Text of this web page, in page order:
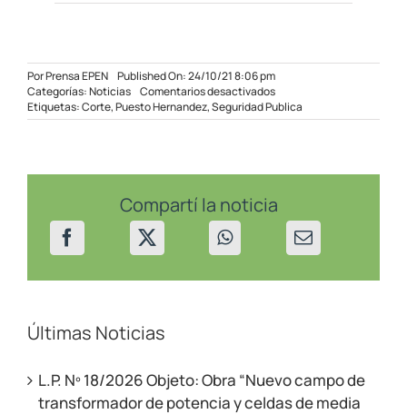
PorPrensa EPEN Published On: 24/10/21 8:06 pm
Categorías:Noticias Comentarios desactivadosen
Arduos
trabajos
en
la
zona
norte
Etiquetas:Corte,Puesto Hernandez,Seguridad Publica
Compartí la noticia
Últimas Noticias
L.P. Nº 18/2026 Objeto: Obra “Nuevo campo de
transformador de potencia y celdas de media